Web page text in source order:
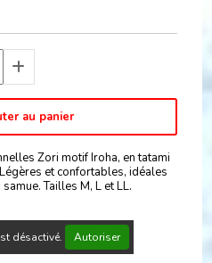
au panier
Zori motif Iroha, en tatami
et confortables, idéales
Tailles M, L et LL.
désactivé. Autoriser